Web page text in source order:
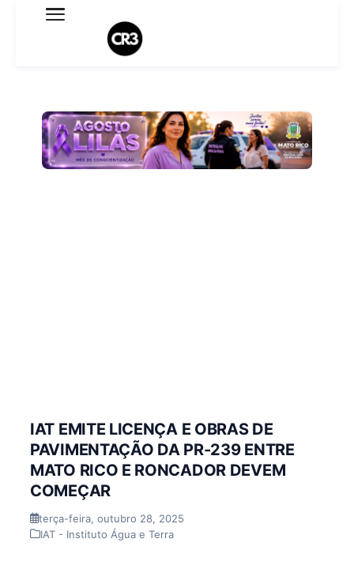
Expediente
Termo de Uso
Sobre o blog
IAT EMITE LICENÇA E OBRAS DE
PAVIMENTAÇÃO DA PR-239 ENTRE
MATO RICO E RONCADOR DEVEM
COMEÇAR
terça-feira, outubro 28, 2025
IAT - Instituto Água e Terra